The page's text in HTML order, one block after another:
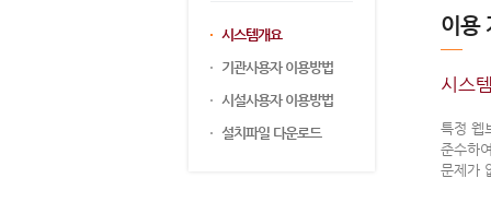
시스템개요
기관사용자 이용방법
시설사용자 이용방법
설치파일 다운로드
이용
시스
특정 웹
준수하
문제가